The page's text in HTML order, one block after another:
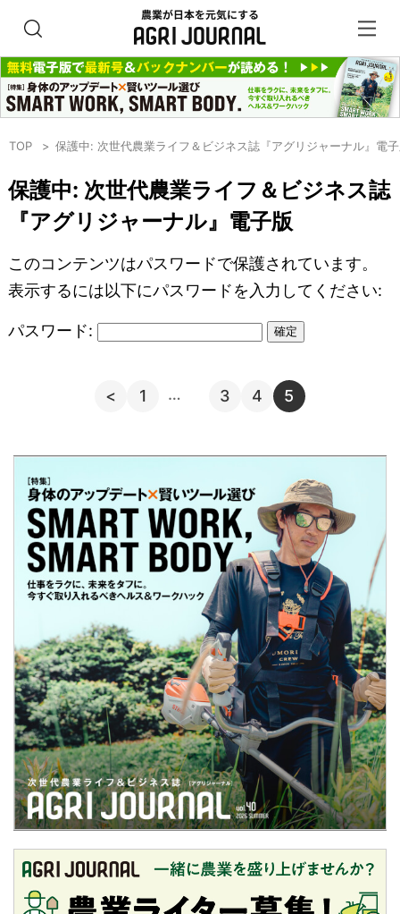
TOP 保護中: 次世代農業ライフ＆ビジネス誌『アグリジャーナル』電
保護中: 次世代農業ライフ＆ビジネス誌
『アグリジャーナル』電子版
このコンテンツはパスワードで保護されています。
表示するには以下にパスワードを入力してください:
パスワード:
< 1 … 3 4 5